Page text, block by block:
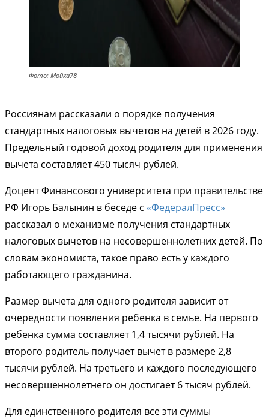
Фото: Мойка78
Россиянам рассказали о порядке получения
стандартных налоговых вычетов на детей в 2026 году.
Предельный годовой доход родителя для применения
вычета составляет 450 тысяч рублей.
Доцент Финансового университета при правительстве
РФ Игорь Балынин в беседе с «ФедералПресс»
рассказал о механизме получения стандартных
налоговых вычетов на несовершеннолетних детей. По
словам экономиста, такое право есть у каждого
работающего гражданина.
Размер вычета для одного родителя зависит от
очередности появления ребенка в семье. На первого
ребенка сумма составляет 1,4 тысячи рублей. На
второго родитель получает вычет в размере 2,8
тысячи рублей. На третьего и каждого последующего
несовершеннолетнего он достигает 6 тысяч рублей.
Для единственного родителя все эти суммы